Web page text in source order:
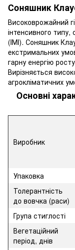
Соняшник
Високоврожайний
інтенсивного типу,
(ІМІ). Соняшник
екстримальних
гарну енергію
Вирізняється
агрокліматичних
Основні
Виробник
Упаковка
Толерант­ність
до вовчка (раси)
Група стиглості
Вегетаційний
період, днів